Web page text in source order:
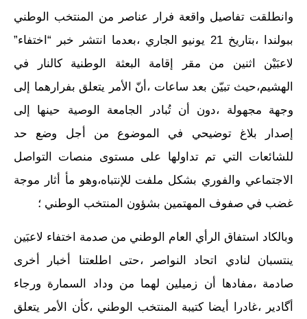
وانطلقت تفاصيل واقعة فرار عناصر من المنتخب الوطني
ببولندا ،بتاريخ 21 يونيو الجاري ،بعدما انتشر خبر “اختفاء”
لاعبَيْن اثنين من مقر إقامة البعثة الوطنية كالنار في
الهشيم،حيث تبيّن بعد ساعات ،أنّ الأمر يتعلق بفرارهما إلى
وجهة مجهولة ،دون أن تُبادر الجامعة الوصية حينها إلى
إصدار بلاغ توضيحي في الموضوع من أجل وضع حد
للشائعات التي تم تداولها على مستوى منصات التواصل
الاجتماعي والفوري بشكل ملفت للإنتباه،وهو مأ أثار موجة
غضب في صفوف المهتمين بشؤون المنتخب الوطني ؛
وبالكاد استفاق الرأي العام الوطني من صدمة اختفاء لاعبَين
ينتسبان لنادي اتحاد النواصر ،حتى اطلعتنا أخبار أخرى
صادمة ،مفادها أن زميلين لهما من وداد السمارة ورجاء
أگادير ،غادرا أيضا كتيبة المنتخب الوطني ،كأن الأمر يتعلق